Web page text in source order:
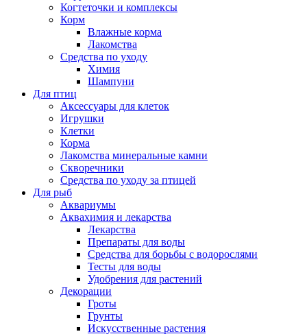
Когтеточки и комплексы
Корм
Влажные корма
Лакомства
Средства по уходу
Химия
Шампуни
Для птиц
Аксессуары для клеток
Игрушки
Клетки
Корма
Лакомства минеральные камни
Скворечники
Средства по уходу за птицей
Для рыб
Аквариумы
Аквахимия и лекарства
Лекарства
Препараты для воды
Средства для борьбы с водорослями
Тесты для воды
Удобрения для растений
Декорации
Гроты
Грунты
Искусственные растения